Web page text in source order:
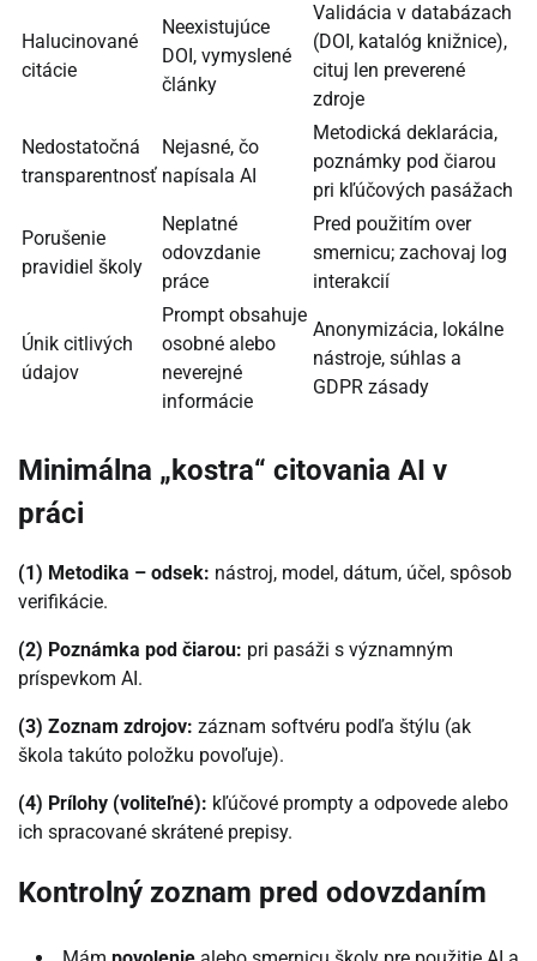
Halucinované
citácie
Neexistujúce
DOI, vymyslené
články
Validácia v databázach
(DOI, katalóg knižnice),
cituj len preverené
zdroje
Nedostatočná
transparentnosť
Nejasné, čo
napísala AI
Metodická deklarácia,
poznámky pod čiarou
pri kľúčových pasážach
Porušenie
pravidiel školy
Neplatné
odovzdanie
práce
Pred použitím over
smernicu; zachovaj log
interakcií
Únik citlivých
údajov
Prompt obsahuje
osobné alebo
neverejné
informácie
Anonymizácia, lokálne
nástroje, súhlas a
GDPR zásady
Minimálna „kostra“ citovania AI v
práci
(1) Metodika – odsek: nástroj, model, dátum, účel, spôsob
verifikácie.
(2) Poznámka pod čiarou: pri pasáži s významným
príspevkom AI.
(3) Zoznam zdrojov: záznam softvéru podľa štýlu (ak
škola takúto položku povoľuje).
(4) Prílohy (voliteľné): kľúčové prompty a odpovede alebo
ich spracované skrátené prepisy.
Kontrolný zoznam pred odovzdaním